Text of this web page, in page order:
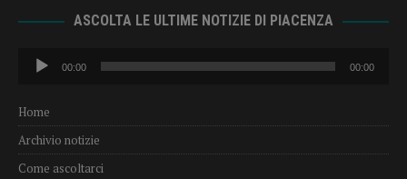
ASCOLTA LE ULTIME NOTIZIE DI PIACENZA
Audio
Player
00:00 00:00
Home
Archivio notizie
Come ascoltarci